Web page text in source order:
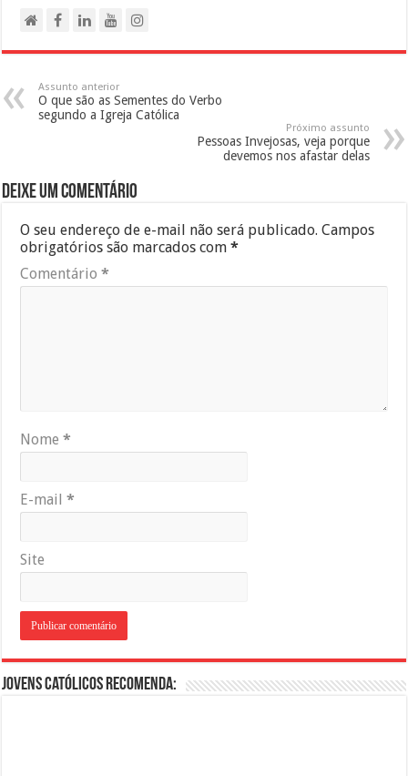
Assunto anterior
O que são as Sementes do Verbo
segundo a Igreja Católica
Próximo assunto
Pessoas Invejosas, veja porque
devemos nos afastar delas
Deixe um comentário
O seu endereço de e-mail não será publicado. Campos
obrigatórios são marcados com*
Comentário*
Nome*
E-mail*
Site
Jovens Católicos Recomenda: